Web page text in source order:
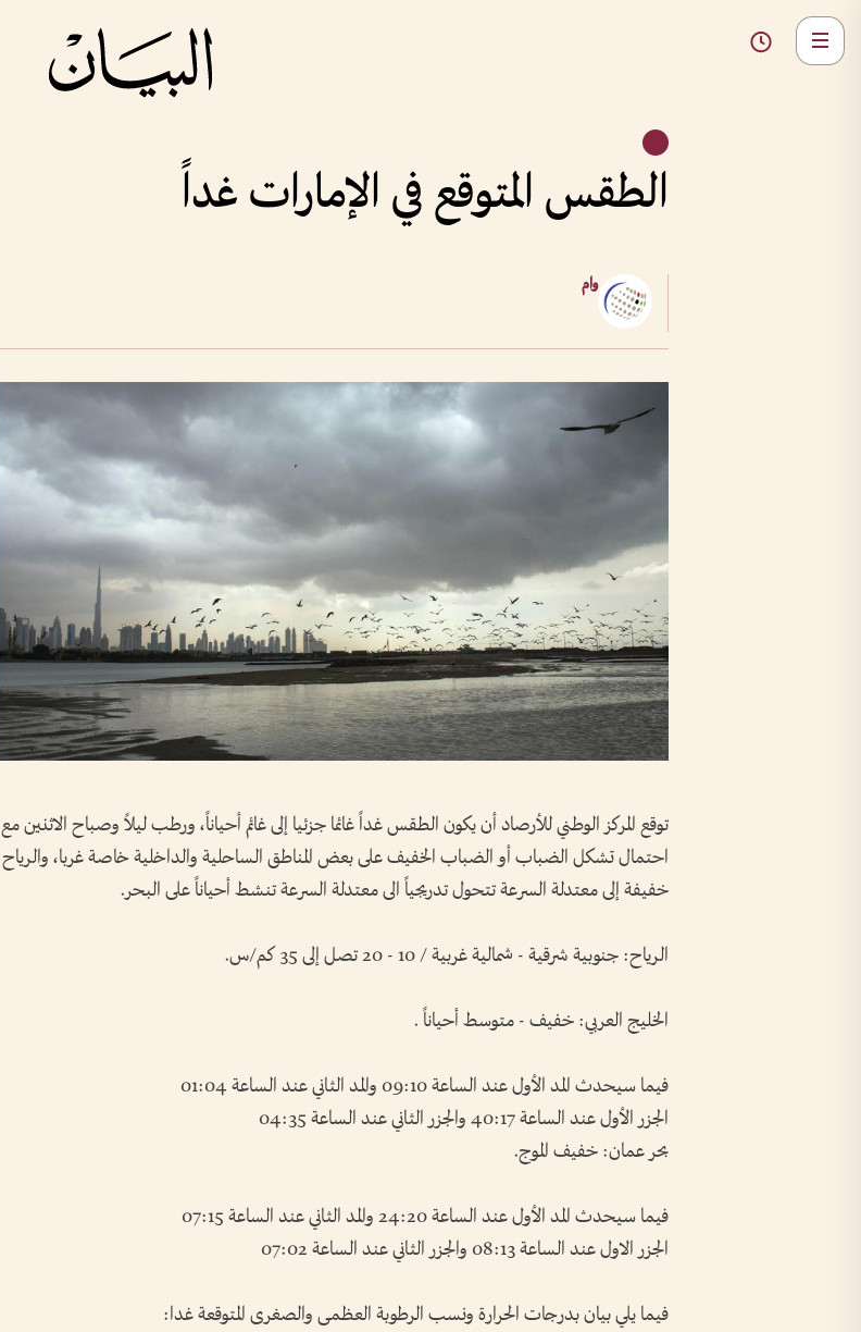
الطقس المتوقع في الإمارات غداً
وام
توقع المركز الوطني للأرصاد أن يكون الطقس غداً غائما جزئيا إلى غائم أحياناً، ورطب ليلاً وصباح الاثنين مع
احتمال تشكل الضباب أو الضباب الخفيف على بعض المناطق الساحلية والداخلية خاصة غربا، والرياح
خفيفة إلى معتدلة السرعة تتحول تدريجياً الى معتدلة السرعة تنشط أحياناً على البحر.
الرياح: جنوبية شرقية - شمالية غربية / 10 - 20 تصل إلى 35 كم/س.
الخليج العربي: خفيف - متوسط أحياناً .
فيما سيحدث المد الأول عند الساعة 09:10 والمد الثاني عند الساعة 01:04
الجزر الأول عند الساعة 40:17 والجزر الثاني عند الساعة 04:35
بحر عمان: خفيف الموج.
فيما سيحدث المد الأول عند الساعة 24:20 والمد الثاني عند الساعة 07:15
الجزر الاول عند الساعة 08:13 والجزر الثاني عند الساعة 07:02
فيما يلي بيان بدرجات الحرارة ونسب الرطوبة العظمى والصغرى المتوقعة غدا: